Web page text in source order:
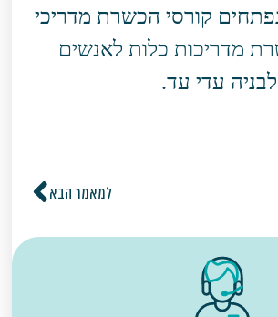
קורסי הכשרת מדריכי
מדריכות כלות לאנשים
עדי עד.
למאמר הבא